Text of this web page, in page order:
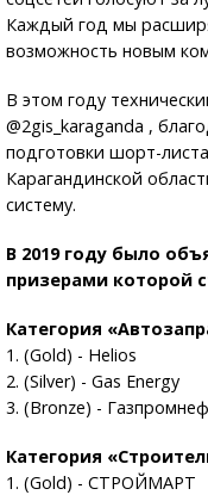
Каждый год мы
возможность новым
В этом году
@2gis_karaganda ,
подготовки шорт-
Карагандинской
систему.
В 2019 году было
призерами которой
Категория
1. (Gold) - Helios
2. (Silver) - Gas Energy
3. (Bronze) -
Категория
1. (Gold) - СТРОЙМАРТ